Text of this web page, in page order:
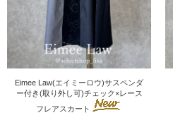
Eimee Law(エイミーロウ)サスペンダ
ー付き(取り外し可)チェック×レース
フレアスカート